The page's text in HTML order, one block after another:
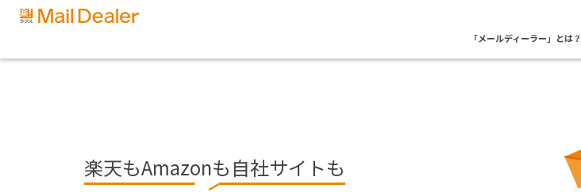
「メールディーラー」とは？
楽天もAmazonも自社サイトも